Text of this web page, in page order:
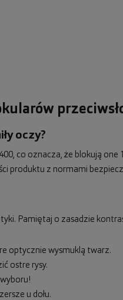
oczy?
co oznacza, że blokują one
produktu z normami
Pamiętaj o zasadzie
optycznie wysmuklą twarz.
ostre rysy.
u dołu.